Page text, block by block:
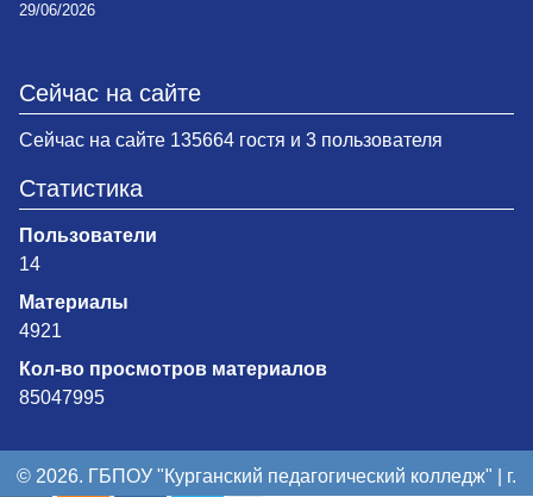
29/06/2026
Сейчас на сайте
Сейчас на сайте 135664 гостя и 3 пользователя
Статистика
Пользователи
14
Материалы
4921
Кол-во просмотров материалов
85047995
© 2026. ГБПОУ "Курганский педагогический колледж" | г.